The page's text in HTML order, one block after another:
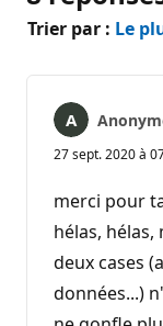
Trier par : Le
27 sept. 2020 à
merci pour
hélas,
deux cases
données...)